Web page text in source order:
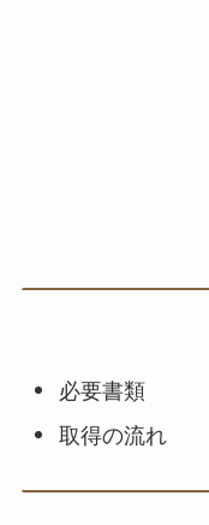
必要書類
取得の流れ